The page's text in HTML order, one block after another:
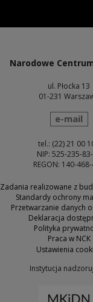
Narodowe
ul. Płocka 13
01-231
wyślij
e-mail
tel.: (22) 21 00
NIP: 525-235-
REGON: 140-
Zadania realizowane z
Standardy ochrony
Przetwarzanie danych
Deklaracja
Polityka
Praca w NCK
Ustawienia
Instytucja